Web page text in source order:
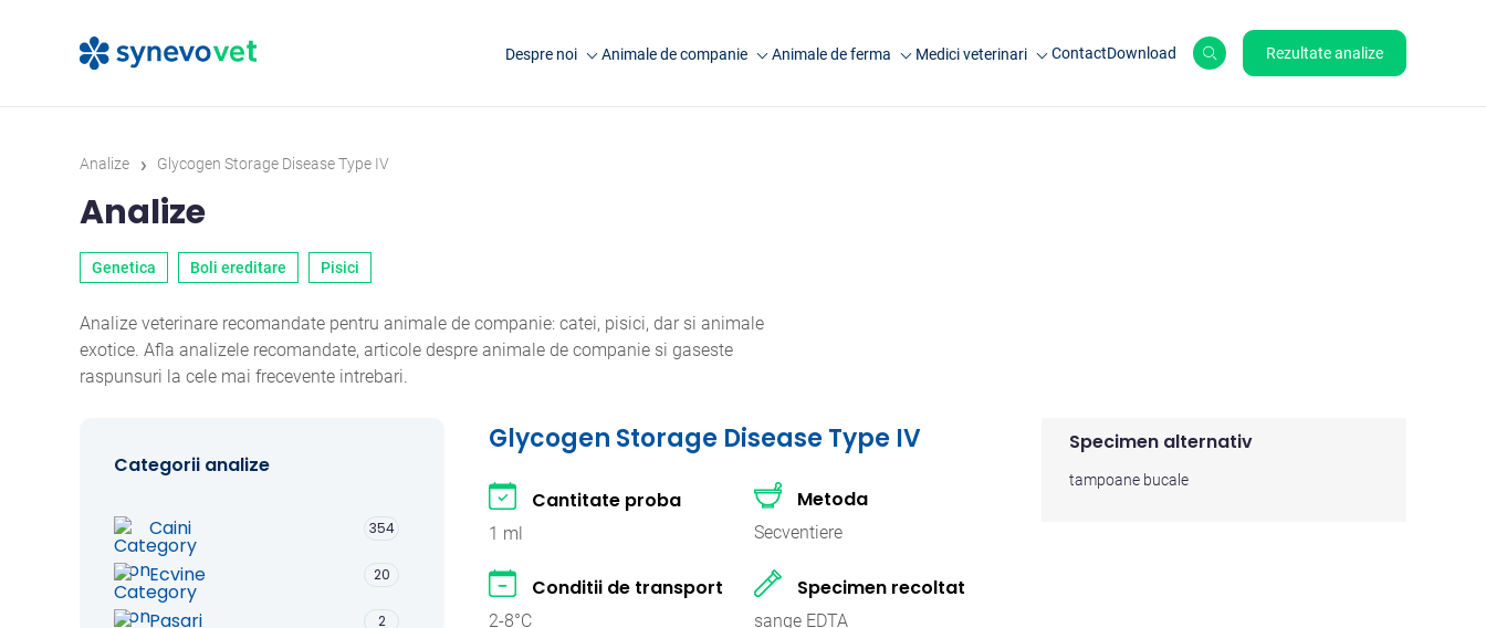
Despre noi
FAQ
Cercetare
Animale de companie Animale de ferma Medici veterinari ContactDownload Rezultate analize
Analize › Glycogen Storage Disease Type IV
Analize
Genetica Boli ereditare Pisici
Analize veterinare recomandate pentru animale de companie: catei, pisici, dar si animale
exotice. Afla analizele recomandate, articole despre animale de companie si gaseste
raspunsuri la cele mai frecevente intrebari.
Categorii analize
Caini 354
Ecvine 20
Pasari 2
Glycogen Storage Disease Type IV
Cantitate proba
1 ml
Metoda
Secventiere
Conditii de transport
2-8°C
Specimen recoltat
sange EDTA
Specimen alternativ
tampoane bucale